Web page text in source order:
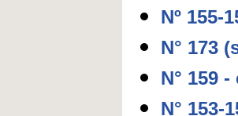
Nº 155-
N° 173
N° 159
N° 153-